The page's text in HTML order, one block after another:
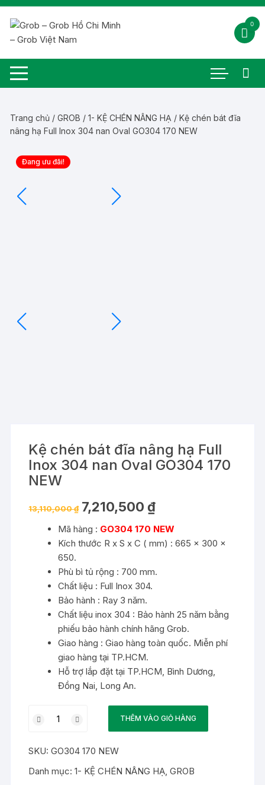
Chuyển
0
Trang chủ /GROB /1- KỆ CHÉN NÂNG HẠ / Kệ chén bát đĩa
nâng hạ Full Inox 304 nan Oval GO304 170 NEW
Đang ưu đãi!
Kệ chén bát đĩa nâng hạ Full
Inox 304 nan Oval GO304 170
NEW
13,110,000₫ Giá
gốc
13,110,000 ₫.
7,210,500 ₫Giá
là:
7,210,500 ₫.
Mã hàng : GO304 170 NEW
Kích thước R x S x C ( mm) : 665 x 300 x
650.
Phù bì tủ rộng : 700 mm.
Chất liệu : Full Inox 304.
Bảo hành : Ray 3 năm.
Chất liệu inox 304 : Bảo hành 25 năm bằng
phiếu bảo hành chính hãng Grob.
Giao hàng : Giao hàng toàn quốc. Miễn phí
giao hàng tại TP.HCM.
Hỗ trợ lắp đặt tại TP.HCM, Bình Dương,
Đồng Nai, Long An.
chén
đĩa
nâng
THÊM VÀO GIỎ HÀNG
SKU:GO304 170 NEW
Danh mục:1- KỆ CHÉN NÂNG HẠ,GROB